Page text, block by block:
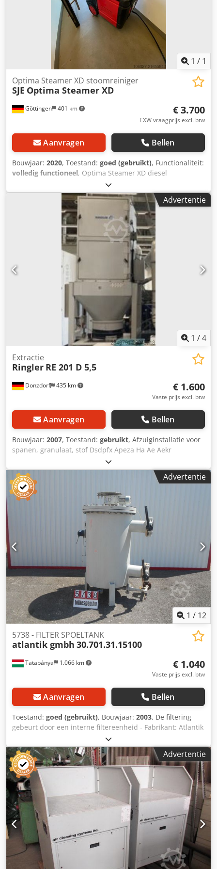
1 / 1
Göttingen 401 km
Optima Steamer XD stoomreiniger
SJE Optima Steamer XD
€ 3.700
EXW vraagprijs excl. btw
Aanvragen Bellen
Bouwjaar: 2020, Toestand: goed (gebruikt), Functionaliteit:
volledig functioneel, Optima Steamer XD diesel
stoomreiniger Goede staat 2 stoomuitlaten Inclusief
accessoires 2 x 10 meter stoomslang Djdoyy Rpijpfx Ap
Aokr 2 x stoompistool Goede staat / Algemeen gereviseerd
Advertentie
1 /4
Donzdorf 435 km
Extractie
Ringler RE 201 D 5,5
€ 1.600
Vaste prijs excl. btw
Aanvragen Bellen
Bouwjaar: 2007, Toestand: gebruikt, Afzuiginstallatie voor
spanen, granulaat, stof Dsdpfx Apeza Ha Ae Aekr
Advertentie
1 / 12
Tatabánya 1.066 km
5738 - FILTER SPOELTANK
atlantik gmbh 30.701.31.15100
€ 1.040
Vaste prijs excl. btw
Aanvragen Bellen
Toestand: goed (gebruikt), Bouwjaar: 2003, De filtering
gebeurt door een interne filtereenheid - Fabrikant: Atlantik
GmbH - Model: 30.701.31.15100 - Bedrijfsdruk: 10 bar -
gefilterde korrelgrootte: 6,0 µmm (micron mm) -
Afmetingen: 1050 x 1150 x 1620 mm - Inhoud: 425 l
Djdpfjiw Eafox Ap Ajkr - Elektrische gegevens: 250 V, 5 A,
50/60 Hz - Bouwjaar: 2003
Advertentie